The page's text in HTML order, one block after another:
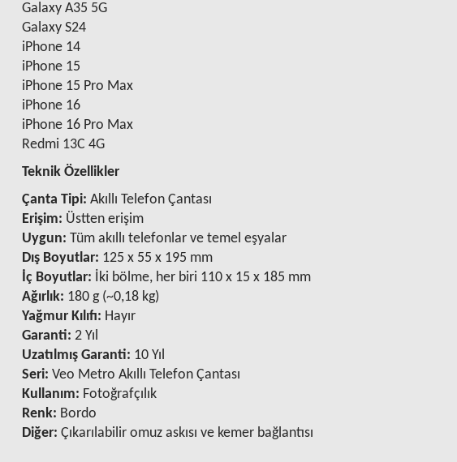
Galaxy A35 5G
Galaxy S24
iPhone 14
iPhone 15
iPhone 15 Pro Max
iPhone 16
iPhone 16 Pro Max
Redmi 13C 4G
Teknik Özellikler
Çanta Tipi: Akıllı Telefon Çantası
Erişim: Üstten erişim
Uygun: Tüm akıllı telefonlar ve temel eşyalar
Dış Boyutlar: 125 x 55 x 195 mm
İç Boyutlar: İki bölme, her biri 110 x 15 x 185 mm
Ağırlık: 180 g (~0,18 kg)
Yağmur Kılıfı: Hayır
Garanti: 2 Yıl
Uzatılmış Garanti: 10 Yıl
Seri: Veo Metro Akıllı Telefon Çantası
Kullanım: Fotoğrafçılık
Renk: Bordo
Diğer: Çıkarılabilir omuz askısı ve kemer bağlantısı